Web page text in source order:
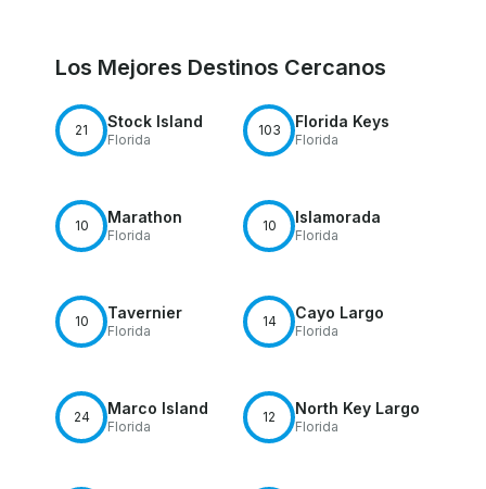
Los Mejores Destinos Cercanos
21 Stock Island
Florida
103 Florida Keys
Florida
10 Marathon
Florida
10 Islamorada
Florida
10 Tavernier
Florida
14 Cayo Largo
Florida
24 Marco Island
Florida
12 North Key Largo
Florida